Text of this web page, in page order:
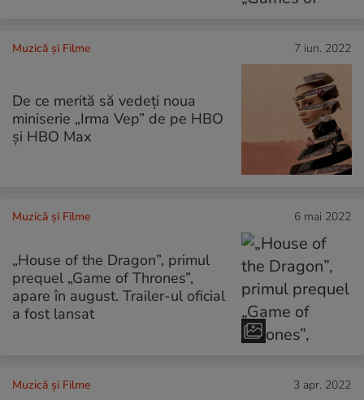
Muzică și Filme 7 iun. 2022
De ce merită să vedeți noua
miniserie „Irma Vep” de pe HBO
și HBO Max
Muzică și Filme 6 mai 2022
„House of the Dragon”, primul
prequel „Game of Thrones”,
apare în august. Trailer-ul oficial
a fost lansat
Muzică și Filme 3 apr. 2022